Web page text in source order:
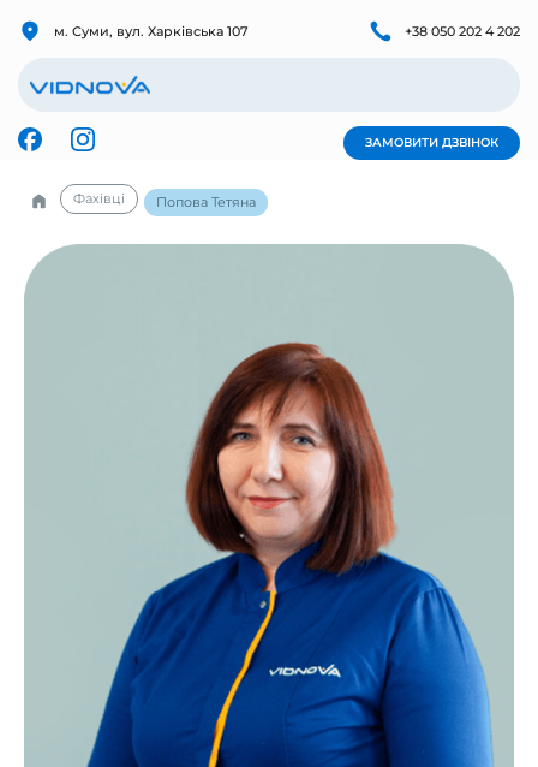
м. Суми, вул. Харківська 107 +38 050 202 4 202
ЗАМОВИТИ ДЗВІНОК
Фахівці Попова Тетяна